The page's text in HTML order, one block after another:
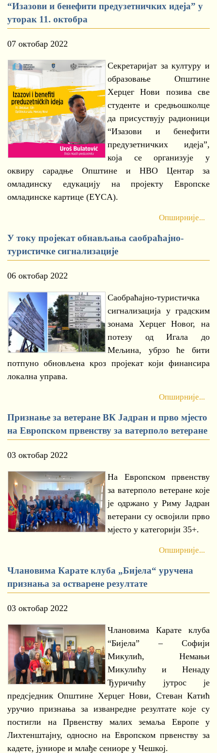
“Изазови и бенефити предузетничких идеја” у
уторак 11. октобра
07 октобар 2022
Секретаријат за културу и
образовање Општине
Херцег Нови позива све
студенте и средњошколце
да присуствују радионици
“Изазови и бенефити
предузетничких идеја”,
која се организује у
оквиру сарадње Општине и НВО Центар за
омладинску едукацију на пројекту Европске
омладинске картице (EYCA).
Опширније...
У току пројекат обнављања саобраћајно-
туристичке сигнализације
06 октобар 2022
Саобраћајно-туристичка
сигнализација у градским
зонама Херцег Новог, на
потезу од Игала до
Мељина, убрзо ће бити
потпуно обновљена кроз пројекат који финансира
локална управа.
Опширније...
Признање за ветеране ВК Јадран и прво мјесто
на Европском првенству за ватерполо ветеране
03 октобар 2022
На Европском првенству
за ватерполо ветеране које
је одржано у Риму Јадран
ветерани су освојили прво
мјесто у категорији 35+.
Опширније...
Члановима Карате клуба „Бијела“ уручена
признања за остварене резултате
03 октобар 2022
Члановима Карате клуба
“Бијела” – Софији
Микулић, Немањи
Микулићу и Ненаду
Ђуричићу јутрос је
предсједник Општине Херцег Нови, Стеван Катић
уручио признања за изванредне резултате које су
постигли на Првенству малих земаља Европе у
Лихтенштајну, односно на Европском првенству за
кадете, јуниоре и млађе сениоре у Чешкој.